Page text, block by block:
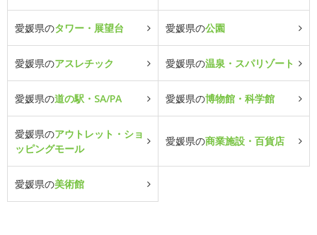
愛媛県のタワー・展望台 愛媛県の公園
愛媛県のアスレチック 愛媛県の温泉・スパリゾート
愛媛県の道の駅・SA/PA 愛媛県の博物館・科学館
愛媛県のアウトレット・ショ
ッピングモール
愛媛県の商業施設・百貨店
愛媛県の美術館